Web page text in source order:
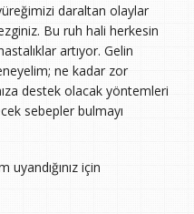
daraltan olaylar
Bu ruh hali herkesin
artıyor. Gelin
ne kadar zor
destek olacak yöntemleri
sebepler bulmayı
uyandığınız için